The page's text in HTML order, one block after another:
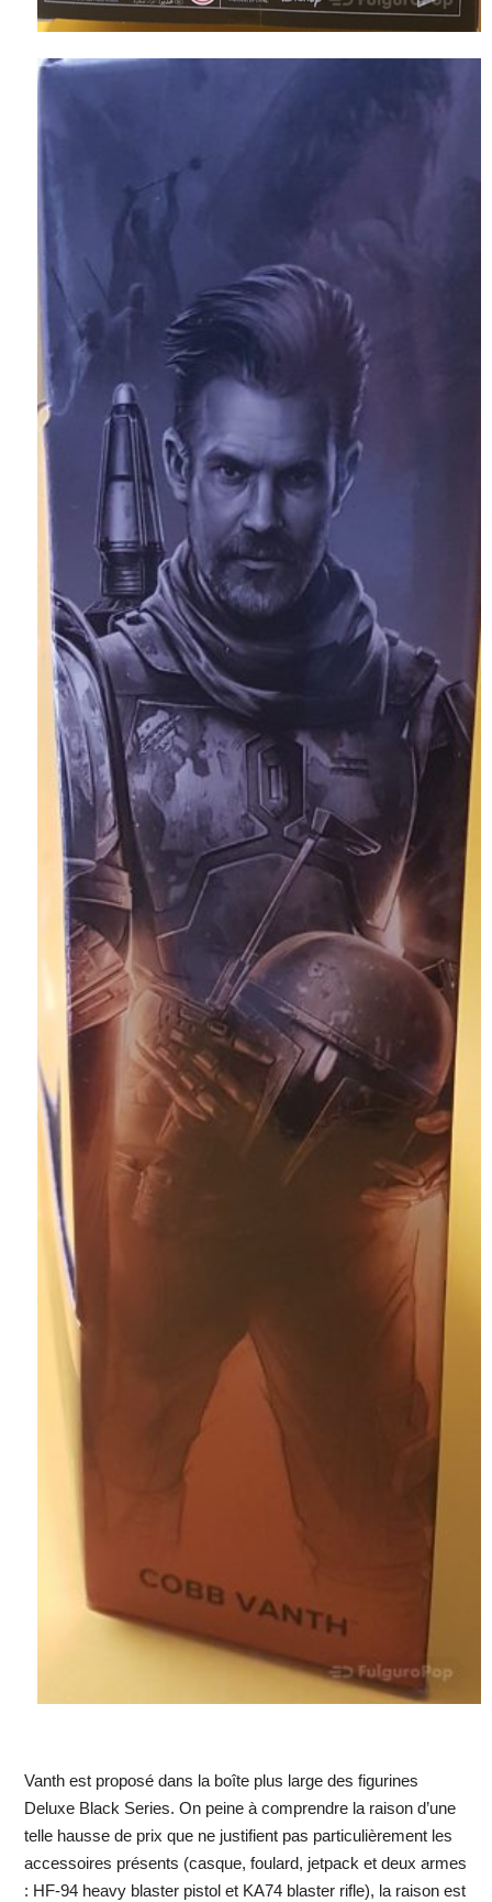
Vanth est proposé dans la boîte plus large des figurines
Deluxe Black Series. On peine à comprendre la raison d’une
telle hausse de prix que ne justifient pas particulièrement les
accessoires présents (casque, foulard, jetpack et deux armes
: HF-94 heavy blaster pistol et KA74 blaster rifle), la raison est